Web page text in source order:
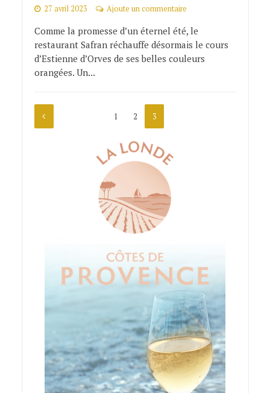
27 avril 2023 Ajoute un commentaire
Comme la promesse d’un éternel été, le
restaurant Safran réchauffe désormais le cours
d’Estienne d’Orves de ses belles couleurs
orangées. Un...
1 2 3